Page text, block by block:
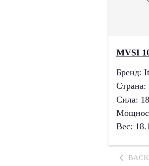
MVSI
Бренд:
Страна:
Сила:
Вес:
BACK